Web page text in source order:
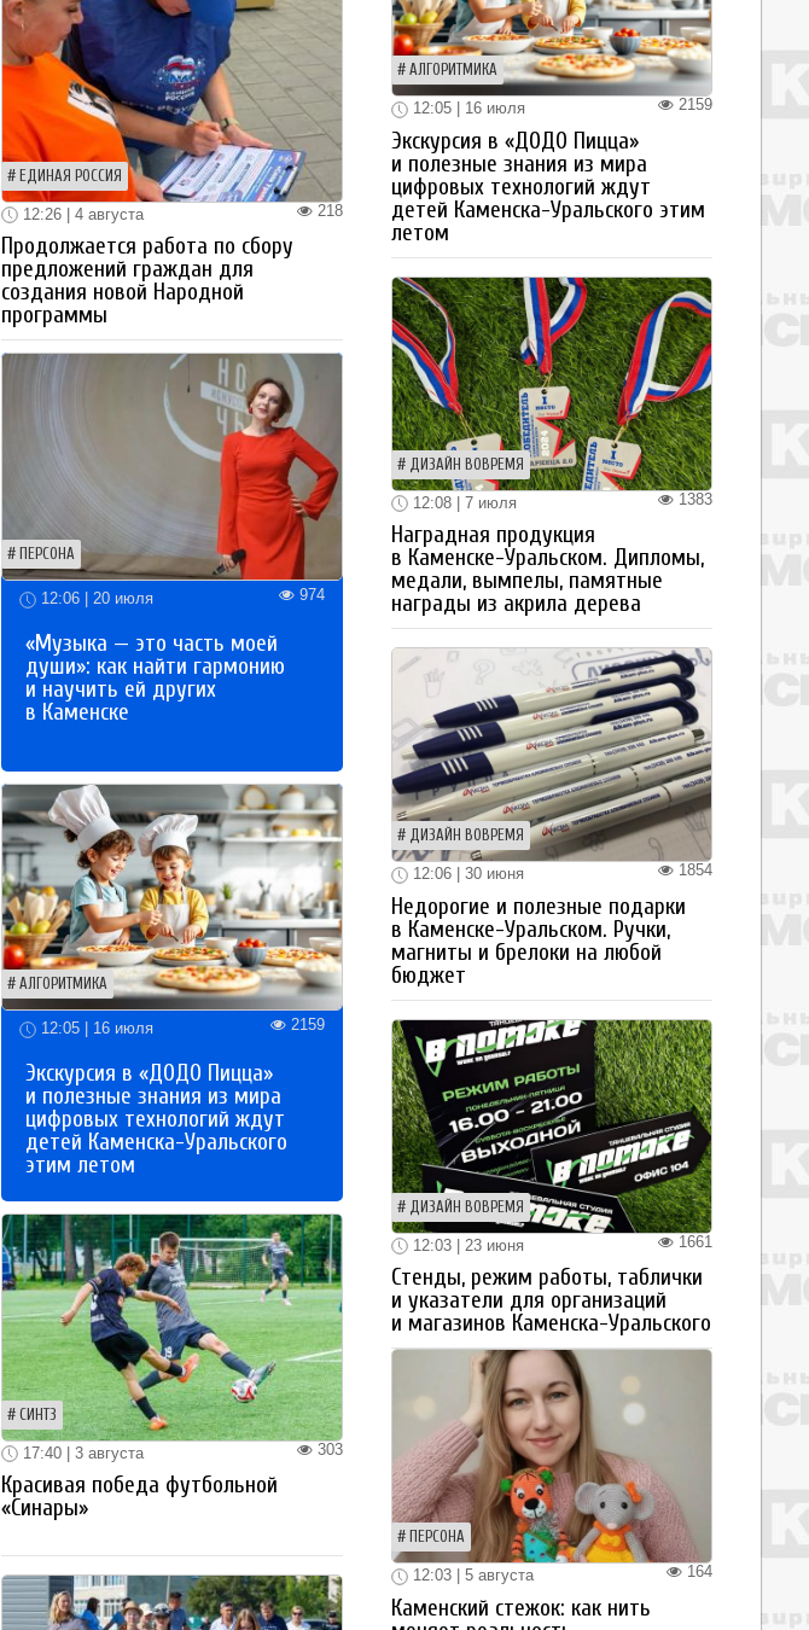
ЕДИНАЯ РОССИЯ
218
12:26 | 4 августа
Продолжается работа по сбору
предложений граждан для
создания новой Народной
программы
ПЕРСОНА
12:06 | 20 июля 974
«Музыка — это часть моей
души»: как найти гармонию
и научить ей других
в Каменске
АЛГОРИТМИКА
12:05 | 16 июля 2159
Экскурсия в «ДОДО Пицца»
и полезные знания из мира
цифровых технологий ждут
детей Каменска-Уральского
этим летом
СИНТЗ
303
17:40 | 3 августа
Красивая победа футбольной
«Синары»
АЛГОРИТМИКА
2159
12:05 | 16 июля
Экскурсия в «ДОДО Пицца»
и полезные знания из мира
цифровых технологий ждут
детей Каменска-Уральского этим
летом
ДИЗАЙН ВОВРЕМЯ
1383
12:08 | 7 июля
Наградная продукция
в Каменске-Уральском. Дипломы,
медали, вымпелы, памятные
награды из акрила дерева
ДИЗАЙН ВОВРЕМЯ
1854
12:06 | 30 июня
Недорогие и полезные подарки
в Каменске-Уральском. Ручки,
магниты и брелоки на любой
бюджет
ДИЗАЙН ВОВРЕМЯ
1661
12:03 | 23 июня
Стенды, режим работы, таблички
и указатели для организаций
и магазинов Каменска-Уральского
ПЕРСОНА
164
12:03 | 5 августа
Каменский стежок: как нить